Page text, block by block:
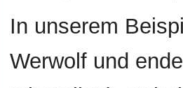
In unserem
Werwolf und